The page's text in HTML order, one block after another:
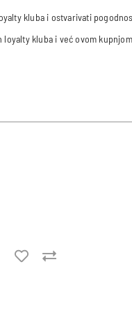
kluba i ostvarivati
loyalty kluba i već ovom